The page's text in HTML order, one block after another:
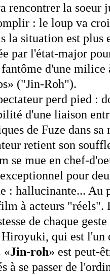
rencontrer la soeur
: le loup va
la situation est plus
par l'état-major
d'une milice
("Jin-Roh").
perd pied :
d'une liaison
de Fuze dans sa
retient son
se mue en chef-
pour
: hallucinante... Au
à acteurs "réels".
de chaque
qui est l'un
«Jin-roh» est peut-
à se passer de